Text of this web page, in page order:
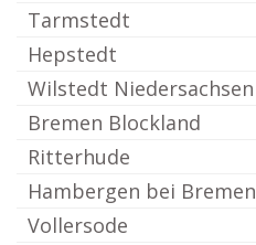
Tarmstedt
Hepstedt
Wilstedt Niedersachsen
Bremen Blockland
Ritterhude
Hambergen bei Bremen
Vollersode